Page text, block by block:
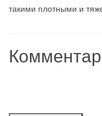
такими плотными и